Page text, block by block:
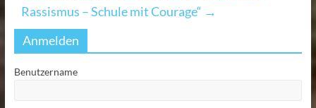
Rassismus – Schule mit Courage“ →
Anmelden
Benutzername